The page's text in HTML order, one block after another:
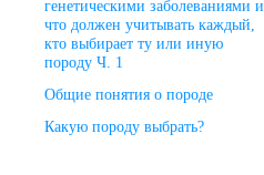
генетическими заболеваниями и
что должен учитывать каждый,
кто выбирает ту или иную
породу Ч. 1
Общие понятия о породе
Какую породу выбрать?